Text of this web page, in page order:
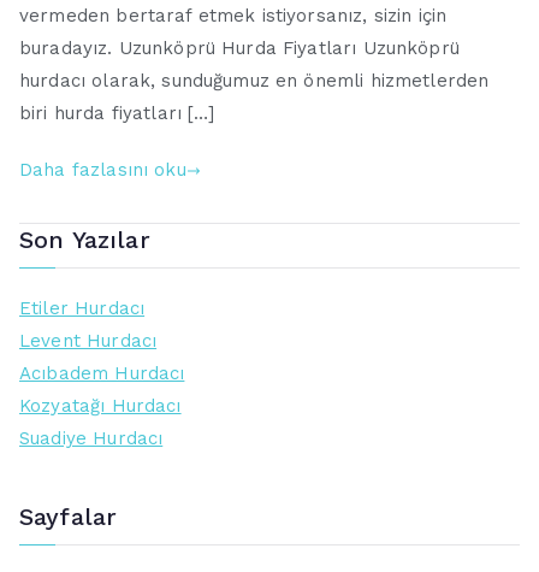
vermeden bertaraf etmek istiyorsanız, sizin için
buradayız. Uzunköprü Hurda Fiyatları Uzunköprü
hurdacı olarak, sunduğumuz en önemli hizmetlerden
biri hurda fiyatları […]
Daha fazlasını oku
Son Yazılar
Etiler Hurdacı
Levent Hurdacı
Acıbadem Hurdacı
Kozyatağı Hurdacı
Suadiye Hurdacı
Sayfalar